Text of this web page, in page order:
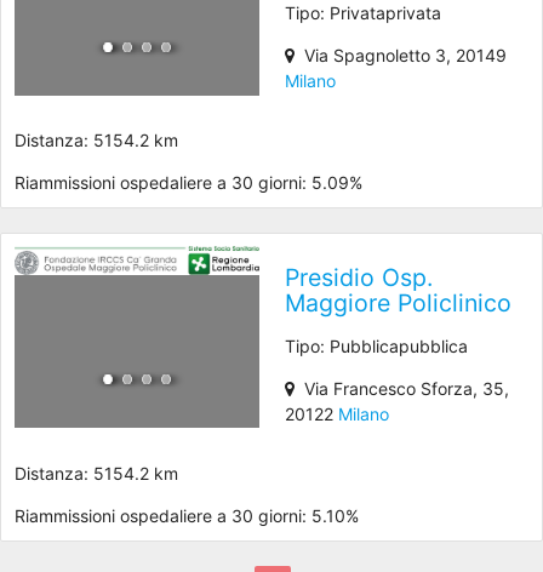
Tipo: Privataprivata
Via Spagnoletto 3, 20149
Milano
Distanza: 5154.2 km
Riammissioni ospedaliere a 30 giorni: 5.09%
Presidio Osp.
Maggiore Policlinico
Tipo: Pubblicapubblica
Via Francesco Sforza, 35,
20122 Milano
Distanza: 5154.2 km
Riammissioni ospedaliere a 30 giorni: 5.10%